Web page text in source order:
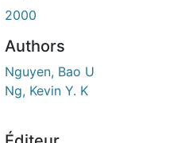
2000
Authors
Nguyen, Bao U
Ng, Kevin Y. K